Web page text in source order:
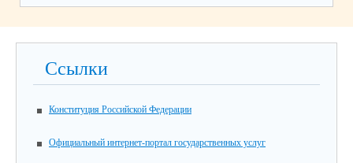
Ссылки
Конституция Российской Федерации
Официальный интернет-портал государственных услуг